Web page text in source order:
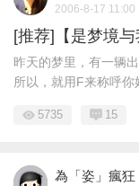
2006-8-17 11:00
[推荐]【是梦境
昨天的梦里，有一辆
所以，就用F来称呼你
5735 15
為「姿」瘋狂